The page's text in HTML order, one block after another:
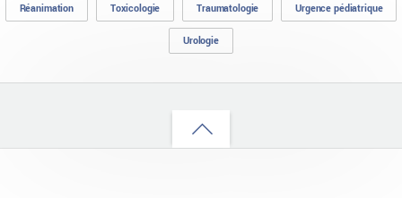
Réanimation Toxicologie Traumatologie Urgence pédiatrique
Urologie
Back